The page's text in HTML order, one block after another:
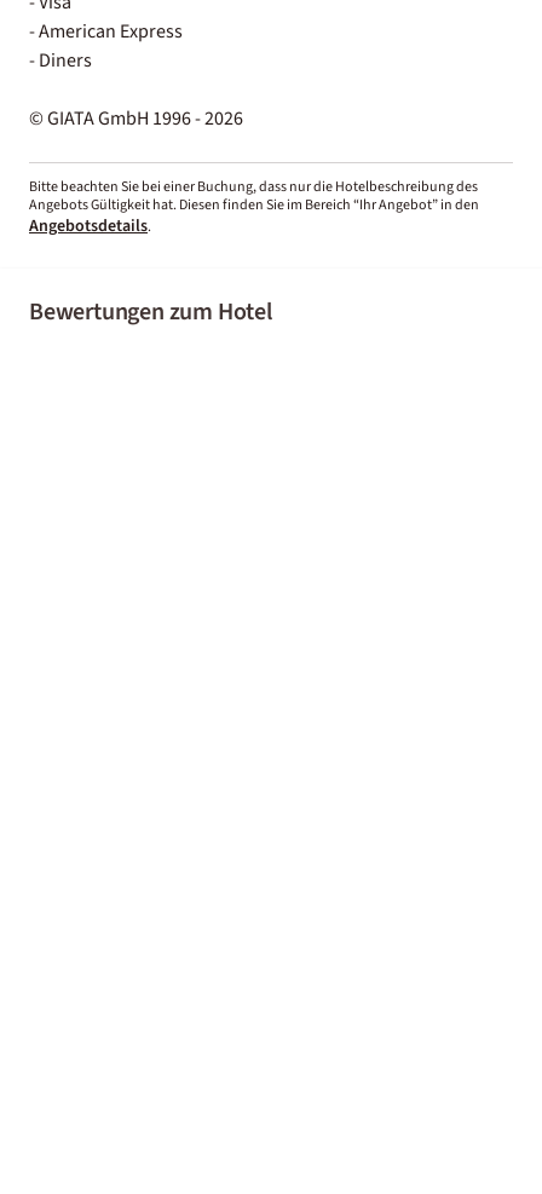
- American Express
- Diners
© GIATA GmbH 1996 - 2026
Bitte beachten Sie bei einer Buchung, dass nur die Hotelbeschreibung des
Angebots Gültigkeit hat. Diesen finden Sie im Bereich “Ihr Angebot” in den
Angebotsdetails.
Bewertungen zum Hotel